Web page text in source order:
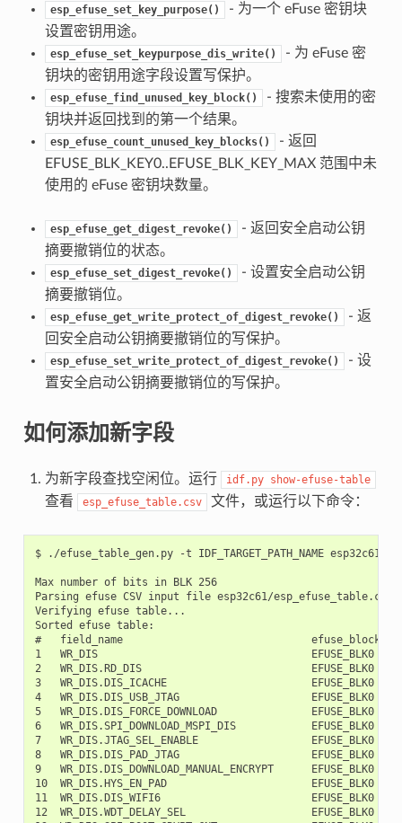
esp_efuse_set_key_purpose()
- 为一个 eFuse 密钥块
设置密钥用途。
esp_efuse_set_keypurpose_dis_write()
- 为 eFuse 密
钥块的密钥用途字段设置写保护。
esp_efuse_find_unused_key_block()
- 搜索未使用的密
钥块并返回找到的第一个结果。
esp_efuse_count_unused_key_blocks()
- 返回
EFUSE_BLK_KEY0..EFUSE_BLK_KEY_MAX 范围中未
使用的 eFuse 密钥块数量。
esp_efuse_get_digest_revoke()
- 返回安全启动公钥
摘要撤销位的状态。
esp_efuse_set_digest_revoke()
- 设置安全启动公钥
摘要撤销位。
esp_efuse_get_write_protect_of_digest_revoke()
- 返
回安全启动公钥摘要撤销位的写保护。
esp_efuse_set_write_protect_of_digest_revoke()
- 设
置安全启动公钥摘要撤销位的写保护。
如何添加新字段
为新字段查找空闲位。运行 idf.py show-efuse-table
查看 esp_efuse_table.csv 文件，或运行以下命令：
$ ./efuse_table_gen.py -t IDF_TARGET_PATH_NAME esp32c61/esp_efuse_table.csv --info

Max number of bits in BLK 256
Parsing efuse CSV input file esp32c61/esp_efuse_table.csv ...
Verifying efuse table...
Sorted efuse table:
#   field_name                              efuse_block     bit_start   bit_count
1   WR_DIS                                  EFUSE_BLK0      0           32
2   WR_DIS.RD_DIS                           EFUSE_BLK0      0           1
3   WR_DIS.DIS_ICACHE                       EFUSE_BLK0      2           1
4   WR_DIS.DIS_USB_JTAG                     EFUSE_BLK0      2           1
5   WR_DIS.DIS_FORCE_DOWNLOAD               EFUSE_BLK0      2           1
6   WR_DIS.SPI_DOWNLOAD_MSPI_DIS            EFUSE_BLK0      2           1
7   WR_DIS.JTAG_SEL_ENABLE                  EFUSE_BLK0      2           1
8   WR_DIS.DIS_PAD_JTAG                     EFUSE_BLK0      2           1
9   WR_DIS.DIS_DOWNLOAD_MANUAL_ENCRYPT      EFUSE_BLK0      2           1
10  WR_DIS.HYS_EN_PAD                       EFUSE_BLK0      2           1
11  WR_DIS.DIS_WIFI6                        EFUSE_BLK0      2           1
12  WR_DIS.WDT_DELAY_SEL                    EFUSE_BLK0      3           1
13  WR_DIS.SPI_BOOT_CRYPT_CNT               EFUSE_BLK0      4           1
14  WR_DIS.SECURE_BOOT_KEY_REVOKE0          EFUSE_BLK0      5           1
15  WR_DIS.SECURE_BOOT_KEY_REVOKE1          EFUSE_BLK0      6           1
16  WR_DIS.SECURE_BOOT_KEY_REVOKE2          EFUSE_BLK0      7           1
17  WR_DIS.KEY_PURPOSE_0                    EFUSE_BLK0      8           1
18  WR_DIS.KEY_PURPOSE_1                    EFUSE_BLK0      9           1
19  WR_DIS.KEY_PURPOSE_2                    EFUSE_BLK0      10          1
20  WR_DIS.KEY_PURPOSE_3                    EFUSE_BLK0      11          1
21  WR_DIS.KEY_PURPOSE_4                    EFUSE_BLK0      12          1
22  WR_DIS.KEY_PURPOSE_5                    EFUSE_BLK0      13          1
23  WR_DIS.SEC_DPA_LEVEL                    EFUSE_BLK0      14          1
24  WR_DIS.XTS_DPA_CLK_ENABLE               EFUSE_BLK0      14          1
25  WR_DIS.XTS_DPA_PSEUDO_LEVEL             EFUSE_BLK0      14          1
26  WR_DIS.ECDSA_DISABLE_P192               EFUSE_BLK0      14          1
27  WR_DIS.ECC_FORCE_CONST_TIME             EFUSE_BLK0      14          1
28  WR_DIS.SECURE_BOOT_EN                   EFUSE_BLK0      15          1
29  WR_DIS.SECURE_BOOT_AGGRESSIVE_REVOKE    EFUSE_BLK0      16          1
30  WR_DIS.FLASH_TPUW                       EFUSE_BLK0      18          1
31  WR_DIS.DIS_DOWNLOAD_MODE                EFUSE_BLK0      18          1
32  WR_DIS.DIS_DIRECT_BOOT                  EFUSE_BLK0      18          1
33  WR_DIS.DIS_USB_SERIAL_JTAG_ROM_PRINT    EFUSE_BLK0      18          1
34  WR_DIS.DIS_USB_SERIAL_JTAG_DOWNLOAD_MODE EFUSE_BLK0     18          1
35  WR_DIS.ENABLE_SECURITY_DOWNLOAD         EFUSE_BLK0      18          1
36  WR_DIS.UART_PRINT_CONTROL               EFUSE_BLK0      18          1
37  WR_DIS.FORCE_SEND_RESUME                EFUSE_BLK0      18          1
38  WR_DIS.SECURE_VERSION                   EFUSE_BLK0      18          1
39  WR_DIS.SECURE_BOOT_DISABLE_FAST_WAKE    EFUSE_BLK0      18          1
40  WR_DIS.BLK1                             EFUSE_BLK0      20          1
41  WR_DIS.MAC                              EFUSE_BLK0      20          1
42  WR_DIS.WAFER_VERSION_MINOR              EFUSE_BLK0      20          1
43  WR_DIS.WAFER_VERSION_MAJOR              EFUSE_BLK0      20          1
44  WR_DIS.DISABLE_WAFER_VERSION_MAJOR      EFUSE_BLK0      20          1
45  WR_DIS.DISABLE_BLK_VERSION_MAJOR        EFUSE_BLK0      20          1
46  WR_DIS.BLK_VERSION_MINOR                EFUSE_BLK0      20          1
47  WR_DIS.BLK_VERSION_MAJOR                EFUSE_BLK0      20          1
48  WR_DIS.FLASH_CAP                        EFUSE_BLK0      20          1
49  WR_DIS.FLASH_VENDOR                     EFUSE_BLK0      20          1
50  WR_DIS.PSRAM_CAP                        EFUSE_BLK0      20          1
51  WR_DIS.PSRAM_VENDOR                     EFUSE_BLK0      20          1
52  WR_DIS.TEMP                             EFUSE_BLK0      20          1
53  WR_DIS.PKG_VERSION                      EFUSE_BLK0      20          1
54  WR_DIS.ACTIVE_HP_DBIAS                  EFUSE_BLK0      20          1
55  WR_DIS.ACTIVE_LP_DBIAS                  EFUSE_BLK0      20          1
56  WR_DIS.LSLP_HP_DBG                      EFUSE_BLK0      20          1
57  WR_DIS.LSLP_HP_DBIAS                    EFUSE_BLK0      20          1
58  WR_DIS.DSLP_LP_DBG                      EFUSE_BLK0      20          1
59  WR_DIS.DSLP_LP_DBIAS                    EFUSE_BLK0      20          1
60  WR_DIS.LP_HP_DBIAS_VOL_GAP              EFUSE_BLK0      20          1
61  WR_DIS.SYS_DATA_PART1                   EFUSE_BLK0      21          1
62  WR_DIS.OPTIONAL_UNIQUE_ID               EFUSE_BLK0      21          1
63  WR_DIS.TEMPERATURE_SENSOR               EFUSE_BLK0      21          1
64  WR_DIS.OCODE                            EFUSE_BLK0      21          1
65  WR_DIS.ADC1_AVE_INIT_CODE_ATTEN0        EFUSE_BLK0      21          1
66  WR_DIS.ADC1_AVE_INIT_CODE_ATTEN1        EFUSE_BLK0      21          1
67  WR_DIS.ADC1_AVE_INIT_CODE_ATTEN2        EFUSE_BLK0      21          1
68  WR_DIS.ADC1_AVE_INIT_CODE_ATTEN3        EFUSE_BLK0      21          1
69  WR_DIS.ADC1_HI_DOUT_ATTEN0              EFUSE_BLK0      21          1
70  WR_DIS.ADC1_HI_DOUT_ATTEN1              EFUSE_BLK0      21          1
71  WR_DIS.ADC1_HI_DOUT_ATTEN2              EFUSE_BLK0      21          1
72  WR_DIS.ADC1_HI_DOUT_ATTEN3              EFUSE_BLK0      21          1
73  WR_DIS.ADC1_CH0_ATTEN0_INITCODE_DIFF    EFUSE_BLK0      21          1
74  WR_DIS.ADC1_CH1_ATTEN0_INITCODE_DIFF    EFUSE_BLK0      21          1
75  WR_DIS.ADC1_CH2_ATTEN0_INITCODE_DIFF    EFUSE_BLK0      21          1
76  WR_DIS.ADC1_CH3_ATTEN0_INITCODE_DIFF    EFUSE_BLK0      21          1
77  WR_DIS.BLOCK_USR_DATA                   EFUSE_BLK0      22          1
78  WR_DIS.CUSTOM_MAC                       EFUSE_BLK0      22          1
79  WR_DIS.BLOCK_KEY0                       EFUSE_BLK0      23          1
80  WR_DIS.BLOCK_KEY1                       EFUSE_BLK0      24          1
81  WR_DIS.BLOCK_KEY2                       EFUSE_BLK0      25          1
82  WR_DIS.BLOCK_KEY3                       EFUSE_BLK0      26          1
83  WR_DIS.BLOCK_KEY4                       EFUSE_BLK0      27          1
84  WR_DIS.BLOCK_KEY5                       EFUSE_BLK0      28          1
85  WR_DIS.BLOCK_SYS_DATA2                  EFUSE_BLK0      29          1
86  WR_DIS.USB_EXCHG_PINS                   EFUSE_BLK0      30          1
87  WR_DIS.VDD_SPI_AS_GPIO                  EFUSE_BLK0      30          1
88  RD_DIS                                  EFUSE_BLK0      32          7
89  RD_DIS.BLOCK_KEY0                       EFUSE_BLK0      32          1
90  RD_DIS.BLOCK_KEY1